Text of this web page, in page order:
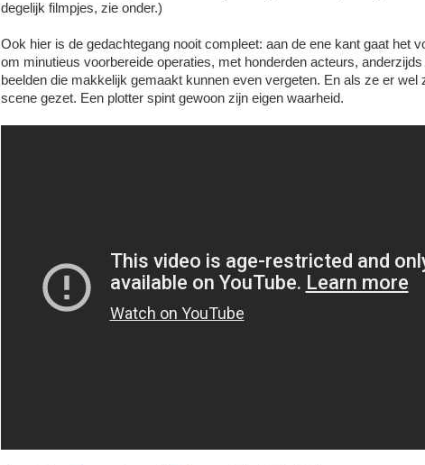
degelijk filmpjes, zie onder.)
Ook hier is de gedachtegang nooit compleet: aan de ene kant gaat het
om minutieus voorbereide operaties, met honderden acteurs,
beelden die makkelijk gemaakt kunnen even vergeten. En als ze er wel
scene gezet. Een plotter spint gewoon zijn eigen waarheid.